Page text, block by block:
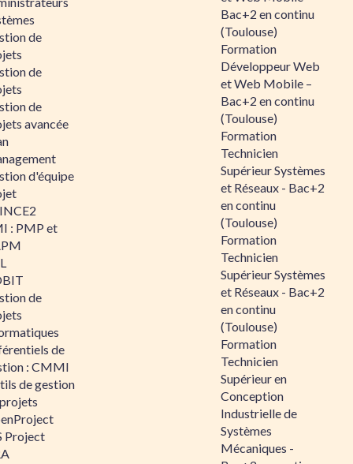
de
de
de
avancée
d'équipe
: PMP et
de
de
: CMMI
de gestion
Project
Bac+2 en continu
(Toulouse)
Formation
Développeur Web
et Web Mobile –
Bac+2 en continu
(Toulouse)
Formation
Technicien
Supérieur Systèmes
et Réseaux - Bac+2
en continu
(Toulouse)
Formation
Technicien
Supérieur Systèmes
et Réseaux - Bac+2
en continu
(Toulouse)
Formation
Technicien
Supérieur en
Conception
Industrielle de
Systèmes
Mécaniques -